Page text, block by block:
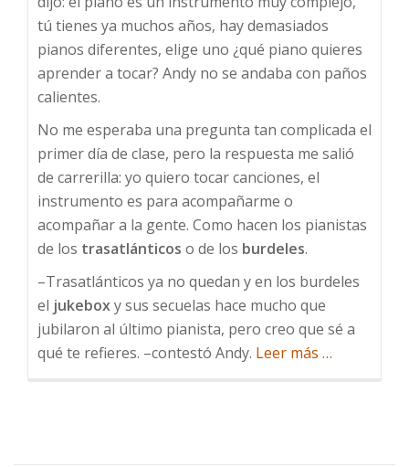
tú tienes ya muchos años, hay demasiados
pianos diferentes, elige uno ¿qué piano quieres
aprender a tocar? Andy no se andaba con paños
calientes.
No me esperaba una pregunta tan complicada el
primer día de clase, pero la respuesta me salió
de carrerilla: yo quiero tocar canciones, el
instrumento es para acompañarme o
acompañar a la gente. Como hacen los pianistas
de los trasatlánticos o de los burdeles.
–Trasatlánticos ya no quedan y en los burdeles
el jukeboxy sus secuelas hace mucho que
jubilaron al último pianista, pero creo que sé a
qué te refieres. –contestó Andy. Leer más acerca
…